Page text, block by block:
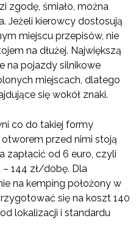
zgodę, śmiało, można
Jeżeli kierowcy dostosują
miejscu przepisów, nie
na dłużej. Największą
na pojazdy silnikowe
miejscach, dlatego
się wokół znaki.
co do takiej formy
przed nimi stoją
zapłacić od 6 euro, czyli
144 zł/dobę. Dla
na kemping położony w
się na koszt 140
lokalizacji i standardu